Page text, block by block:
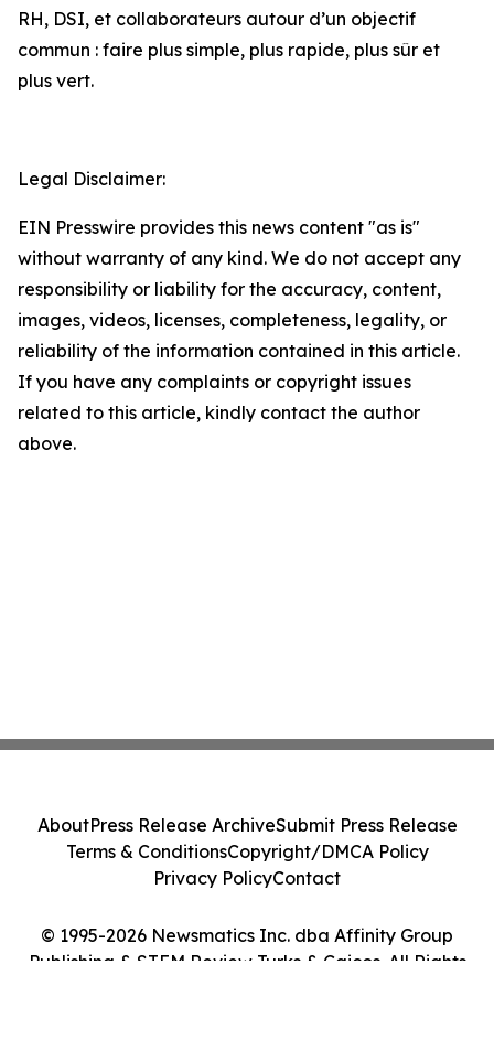
RH, DSI, et collaborateurs autour d’un objectif
commun : faire plus simple, plus rapide, plus sûr et
plus vert.
Legal Disclaimer:
EIN Presswire provides this news content "as is"
without warranty of any kind. We do not accept any
responsibility or liability for the accuracy, content,
images, videos, licenses, completeness, legality, or
reliability of the information contained in this article.
If you have any complaints or copyright issues
related to this article, kindly contact the author
above.
© 1995-2026 Newsmatics Inc. dba Affinity Group
Publishing & STEM Review Turks & Caicos. All Rights
AboutPress Release ArchiveSubmit Press Release
Terms & ConditionsCopyright/DMCA Policy
Privacy PolicyContact